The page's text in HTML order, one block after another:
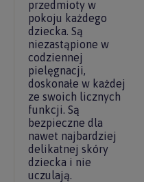
przedmioty w
pokoju każdego
dziecka. Są
niezastąpione w
codziennej
pielęgnacji,
doskonałe w każdej
ze swoich licznych
funkcji. Są
bezpieczne dla
nawet najbardziej
delikatnej skóry
dziecka i nie
uczulają.